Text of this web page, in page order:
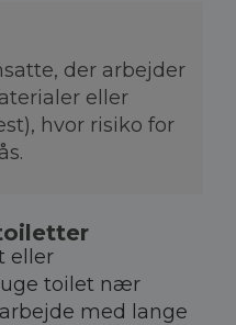
der arbejder
eller
hvor risiko for
eller
toilet nær
med lange